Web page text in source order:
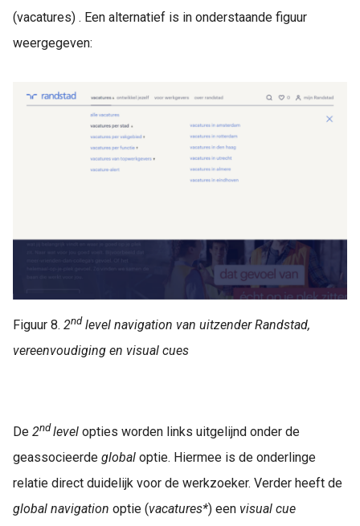
(vacatures) . Een alternatief is in onderstaande figuur
weergegeven:
Figuur 8. 2nd level navigation van uitzender Randstad,
vereenvoudiging en visual cues
De 2ndlevel opties worden links uitgelijnd onder de
geassocieerde global optie. Hiermee is de onderlinge
relatie direct duidelijk voor de werkzoeker. Verder heeft de
global navigation optie (vacatures*) een visual cue